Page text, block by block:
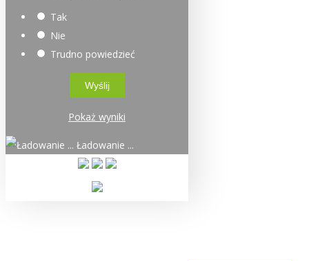
Tak
Nie
Trudno powiedzieć
Pokaż wyniki
Ładowanie ...